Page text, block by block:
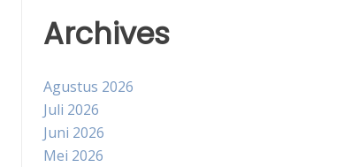
Archives
Agustus 2026
Juli 2026
Juni 2026
Mei 2026